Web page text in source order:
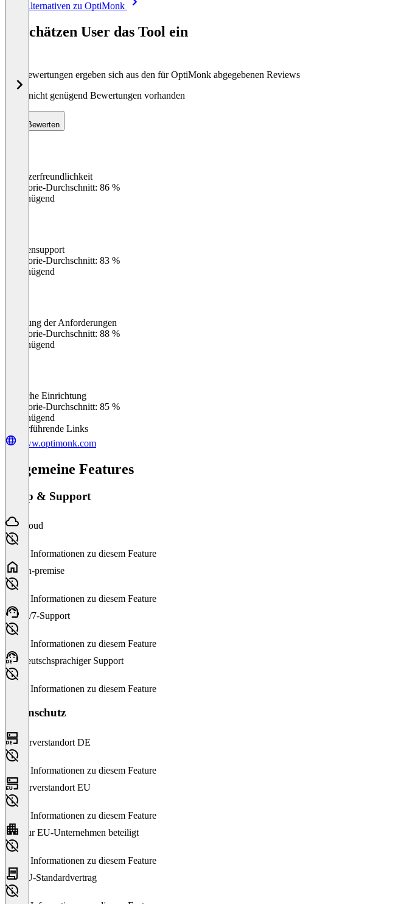
Alle Alternativen zu OptiMonk
So schätzen User das Tool ein
Die Bewertungen ergeben sich aus den für OptiMonk abgegebenen Reviews
Noch nicht genügend Bewertungen vorhanden
Bewerten
Benutzerfreundlichkeit
Kategorie-Durchschnitt: 86 %
Ungenügend
Kundensupport
Kategorie-Durchschnitt: 83 %
Ungenügend
Erfüllung der Anforderungen
Kategorie-Durchschnitt: 88 %
Ungenügend
Einfache Einrichtung
Kategorie-Durchschnitt: 85 %
Ungenügend
Weiterführende Links
www.optimonk.com
Allgemeine Features
Setup & Support
Cloud
Keine Informationen zu diesem Feature
On-premise
Keine Informationen zu diesem Feature
24/7-Support
Keine Informationen zu diesem Feature
Deutschsprachiger Support
Keine Informationen zu diesem Feature
Datenschutz
Serverstandort DE
Keine Informationen zu diesem Feature
Serverstandort EU
Keine Informationen zu diesem Feature
Nur EU-Unternehmen beteiligt
Keine Informationen zu diesem Feature
EU-Standardvertrag